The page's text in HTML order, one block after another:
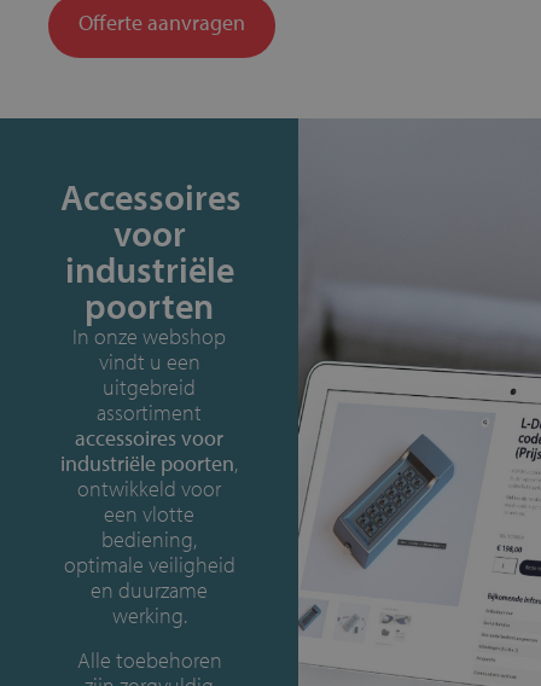
Offerte aanvragen
Accessoires
voor
industriële
poorten
In onze webshop
vindt u een
uitgebreid
assortiment
accessoires voor
industriële poorten,
ontwikkeld voor
een vlotte
bediening,
optimale veiligheid
en duurzame
werking.
Alle toebehoren